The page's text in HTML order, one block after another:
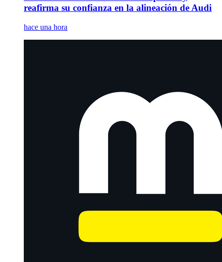
reafirma su confianza en la alineación de Audi
hace una hora